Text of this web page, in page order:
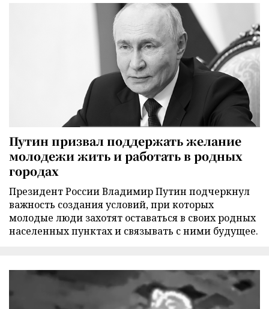
Путин призвал поддержать желание
молодежи жить и работать в родных
городах
Президент России Владимир Путин подчеркнул
важность создания условий, при которых
молодые люди захотят оставаться в своих родных
населенных пунктах и связывать с ними будущее.